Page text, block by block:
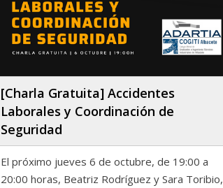
[Charla Gratuita] Accidentes
Laborales y Coordinación de
Seguridad
El próximo jueves 6 de octubre, de 19:00 a
20:00 horas, Beatriz Rodríguez y Sara Toribio,